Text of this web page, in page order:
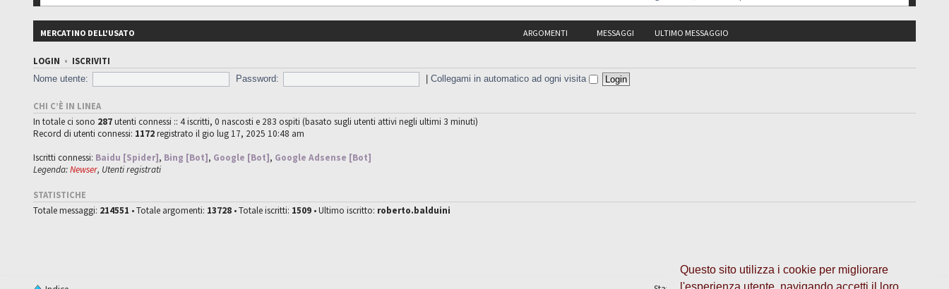
Questo sito utilizza i cookie per migliorare
l'esperienza utente, navigando accetti il loro
MERCATINO DELL'USATO ARGOMENTI MESSAGGI ULTIMO MESSAGGIO
LOGIN • ISCRIVITI
Nome utente:
Password: |Collegami in automatico ad ogni visita
CHI C’È IN LINEA
In totale ci sono 287utenti connessi :: 4 iscritti, 0 nascosti e 283 ospiti (basato sugli utenti attivi negli ultimi 3 minuti)
Record di utenti connessi: 1172registrato il gio lug 17, 2025 10:48 am
Iscritti connessi: Baidu [Spider], Bing [Bot], Google [Bot], Google Adsense [Bot]
Legenda:Newser, Utenti registrati
STATISTICHE
Totale messaggi: 214551 • Totale argomenti: 13728 • Totale iscritti: 1509 • Ultimo iscritto: roberto.balduini